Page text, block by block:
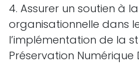
4. Assurer un soutien à
organisationnelle dans
l’implémentation de la
Préservation Numérique